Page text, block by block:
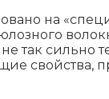
на
так сильно
свойства,